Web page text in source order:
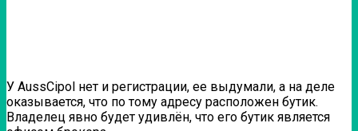
У AussCipol нет и регистрации, ее выдумали, а на деле
оказывается, что по тому адресу расположен бутик.
Владелец явно будет удивлён, что его бутик является